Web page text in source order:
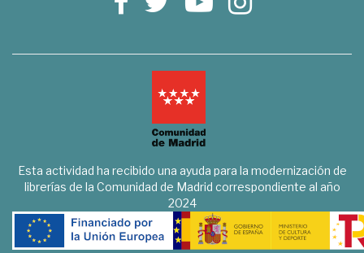
Esta actividad ha recibido una ayuda para la modernización de
librerías de la Comunidad de Madrid correspondiente al año
2024